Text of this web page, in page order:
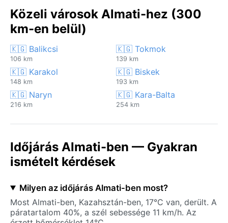
Közeli városok Almati-hez (300
km-en belül)
🇰🇬 Balikcsi
106 km
🇰🇬 Tokmok
139 km
🇰🇬 Karakol
148 km
🇰🇬 Biskek
193 km
🇰🇬 Naryn
216 km
🇰🇬 Kara-Balta
254 km
Időjárás Almati-ben — Gyakran
ismételt kérdések
Milyen az időjárás Almati-ben most?
Most Almati-ben, Kazahsztán-ben, 17°C van, derült. A
páratartalom 40%, a szél sebessége 11 km/h. Az